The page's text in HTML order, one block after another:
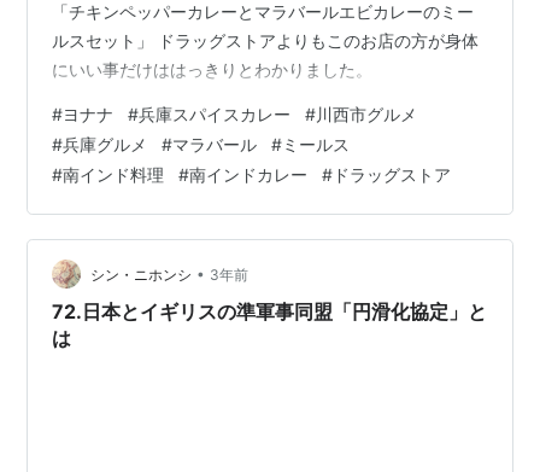
「チキンペッパーカレーとマラバールエビカレーのミー
ルスセット」 ドラッグストアよりもこのお店の方が身体
にいい事だけははっきりとわかりました。
#ヨナナ #兵庫スパイスカレー #川西市グルメ
#兵庫グルメ #マラバール #ミールス
#南インド料理 #南インドカレー # ドラッグストア
シン・ニホンシ • 3年前
72.日本とイギリスの準軍事同盟「円滑化協定」と
は